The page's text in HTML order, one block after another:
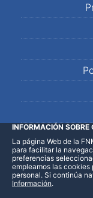
LinkedIn
INFORMACIÓN SOBRE
La página Web de la
para facilitar la
preferencias
empleamos las
personal. Si continúa
Información.